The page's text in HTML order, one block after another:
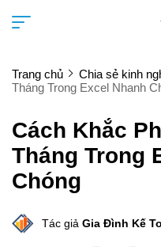
Trang chủ Chia sẻ kinh
Tháng Trong Excel Nhanh
Cách Khắc
Tháng Trong
Chóng
Tác giả Gia Đình Kế